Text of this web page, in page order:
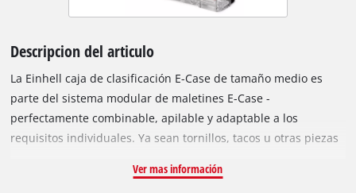
Descripcion del articulo
La Einhell caja de clasificación E-Case de tamaño medio es
parte del sistema modular de maletines E-Case -
perfectamente combinable, apilable y adaptable a los
requisitos individuales. Ya sean tornillos, tacos u otras piezas
grande con dos separadores, todo se guarda de forma visible.
Ver mas información